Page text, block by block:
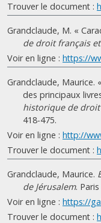
Trouver le document :
Grandclaude, M. «
de droit français
Voir en ligne : https://
Grandclaude, Maurice.
des principaux
historique de
418-475.
Voir en ligne : http://
Trouver le document :
Grandclaude, Maurice.
de Jérusalem.
Voir en ligne : https://
Trouver le document :